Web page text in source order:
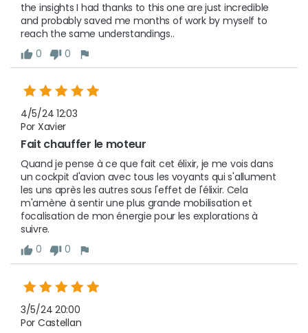
the insights I had thanks to this one are just incredible
and probably saved me months of work by myself to
reach the same understandings..
0
0
4/5/24 12:03
Por Xavier
Fait chauffer le moteur
Quand je pense à ce que fait cet élixir, je me vois dans
un cockpit d'avion avec tous les voyants qui s'allument
les uns après les autres sous l'effet de l'élixir. Cela
m'amène à sentir une plus grande mobilisation et
focalisation de mon énergie pour les explorations à
suivre.
0
0
3/5/24 20:00
Por Castellan